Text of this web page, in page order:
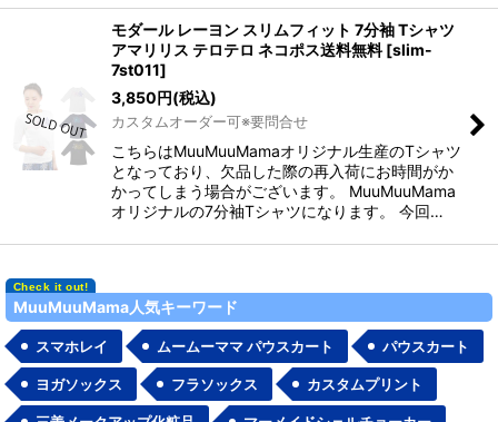
モダール レーヨン スリムフィット 7分袖 Tシャツ
アマリリス テロテロ ネコポス送料無料 [slim-
7st011]
3,850円(税込)
カスタムオーダー可※要問合せ
こちらはMuuMuuMamaオリジナル生産のTシャツ
となっており、欠品した際の再入荷にお時間がか
かってしまう場合がございます。 MuuMuuMama
オリジナルの7分袖Tシャツになります。 今回…
MuuMuuMama人気キーワード
スマホレイ ムームーママ パウスカート パウスカート
ヨガソックス フラソックス カスタムプリント